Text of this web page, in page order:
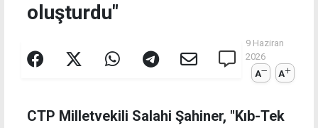
oluşturdu"
9 Haziran
2026
A
A
CTP Milletvekili Salahi Şahiner, "Kıb-Tek